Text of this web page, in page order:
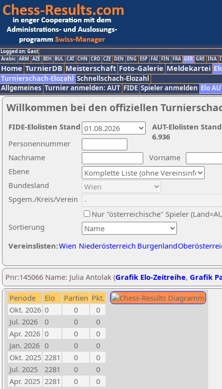
Logged on: Gast
Arabic ARM AZE BIH BUL CAT CHN CRO CZE DEN ENG ESP FAI FIN FRA GER GRE INA
Home TurnierDB Meisterschaft Foto-Galerie Meldekartei
Turnierschach-Elozahl Schnellschach-Elozahl
Allgemeines Turnier anmelden: AUT FIDE Spieler anmelden Elo
Willkommen bei den offiziellen
Nachname
Vorname
Ebene
Sortierung
Personennummer
Bundesland
Spgem./Kreis/Verein
Nur "österreichische" Spieler
Vereinslisten:Wien Niederösterreich Burgenland
AUT-Elolisten
6.936
FIDE-Elolisten Stand
Pnr:145066 Name: Julia Antolak (Grafik Elo-Zeitreihe, Grafik
Periode Elo Partien Pkt.
Okt. 2026 0 0
0
Jul. 2026
0 0
0
Apr. 2026 0 0
0
Jan. 2026 0 0
0
Okt. 2025 2281 0
0
Jul. 2025
2281 0
0
Apr. 2025 2281 0
0